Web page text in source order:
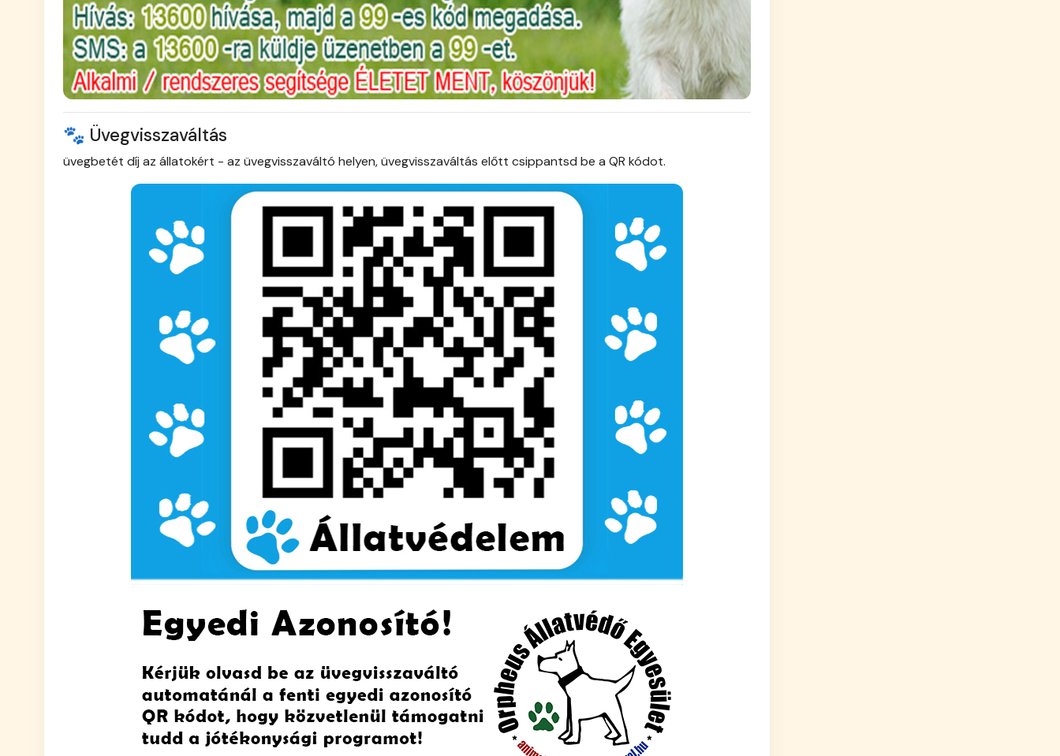
🐾 Üvegvisszaváltás
üvegbetét díj az állatokért - az üvegvisszaváltó helyen, üvegvisszaváltás előtt csippantsd be a QR kódot.